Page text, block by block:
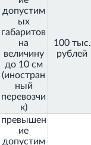
допустим
ых
габаритов
на
величину
до 10 см
(иностран
ный
перевозчи
к)
100 тыс.
рублей
превышен
ие
допустим